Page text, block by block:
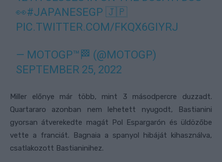
👀#JAPANESEGP 🇯🇵
PIC.TWITTER.COM/FKQX6GIYRJ
— MOTOGP™🏁 (@MOTOGP)
SEPTEMBER 25, 2022
Miller előnye már több, mint 3 másodpercre duzzadt.
Quartararo azonban nem lehetett nyugodt, Bastianini
gyorsan átverekedte magát Pol Espargarón és üldözőbe
vette a franciát. Bagnaia a spanyol hibáját kihasználva,
csatlakozott Bastianinihez.